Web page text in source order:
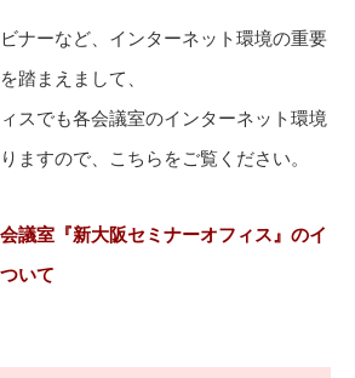
ナーなど、インターネット環境の重要
踏まえまして、
スでも各会議室のインターネット環境
ますので、こちらをご覧ください。
議室『新大阪セミナーオフィス』のイ
いて